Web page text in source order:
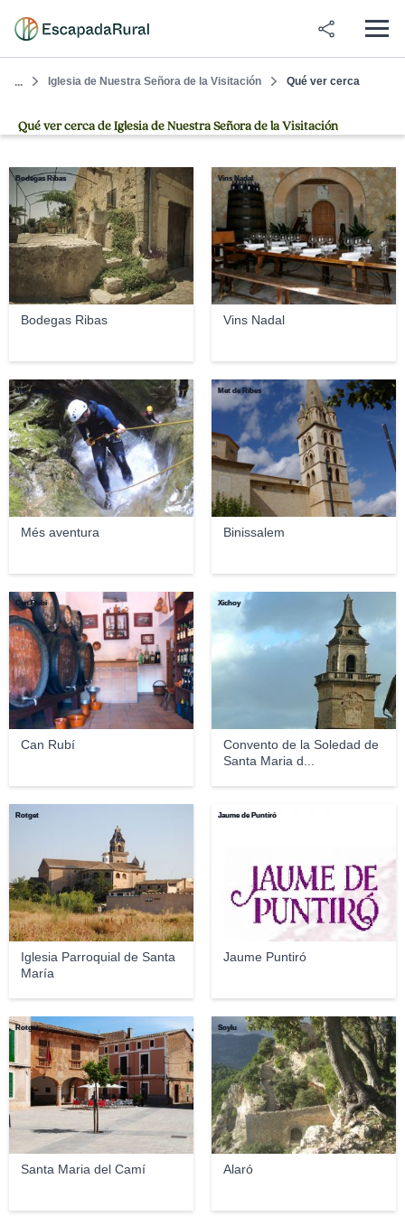
... Iglesia de Nuestra Señora de la Visitación Qué ver cerca
Qué ver cerca de Iglesia de Nuestra Señora de la Visitación
Bodegas Ribas
Bodegas Ribas
Vins Nadal
Vins Nadal
Més aventura
Més Aventura
Binissalem
Met de Ribes
Can Rubí
Can Rubí
Convento de la Soledad de
Santa Maria d...
Xichoy
Iglesia Parroquial de Santa
María
Rotget
Jaume Puntiró
Jaume de Puntiró
Santa Maria del Camí
Rotget
Alaró
Soylu